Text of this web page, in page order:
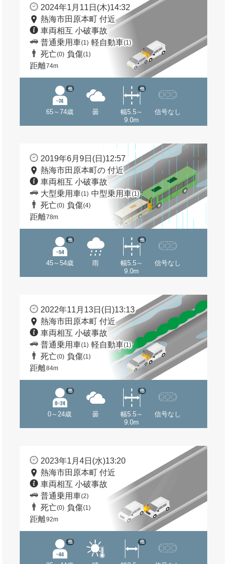
2024年1月11日(木)14:32
熱海市田原本町 付近
車両相互 小破事故
普通乗用車(1) 軽自動車(1)
死亡(0) 負傷(1)
距離74m
65～74歳
他
曇
幅5.5～
9.0m
他
信号なし
2019年6月9日(日)12:57
熱海市田原本町の 付近
車両相互 小破事故
大型乗用車(1) 中型乗用車(1)
死亡(0) 負傷(4)
距離78m
45～54歳
他
雨
幅5.5～
9.0m
他
信号なし
2022年11月13日(日)13:13
熱海市田原本町 付近
車両相互 小破事故
普通乗用車(1) 軽自動車(1)
死亡(0) 負傷(1)
距離84m
0～24歳
他
曇
幅5.5～
9.0m
他
信号なし
2023年1月4日(水)13:20
熱海市田原本町 付近
車両相互 小破事故
普通乗用車(2)
死亡(0) 負傷(1)
距離92m
他 他